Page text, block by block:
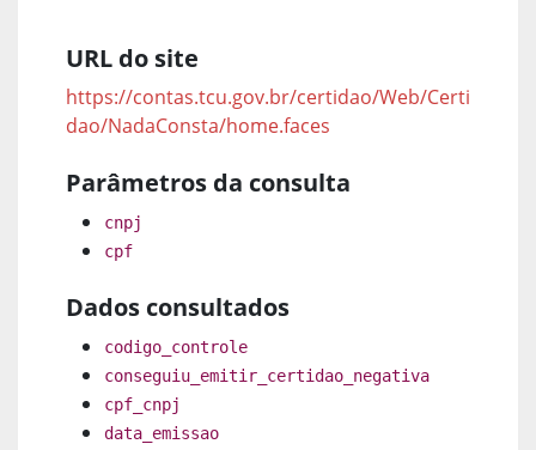
URL do site
https://contas.tcu.gov.br/certidao/Web/Certi
dao/NadaConsta/home.faces
Parâmetros da consulta
cnpj
cpf
Dados consultados
codigo_controle
conseguiu_emitir_certidao_negativa
cpf_cnpj
data_emissao